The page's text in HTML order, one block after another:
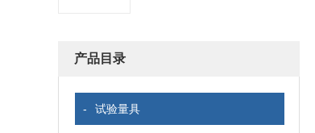
产品目录
- 试验量具